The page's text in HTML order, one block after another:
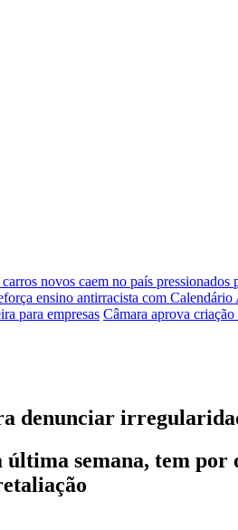
novos caem no país
ensino antirracista com
para empresas Câmara aprova
denunciar
semana, tem